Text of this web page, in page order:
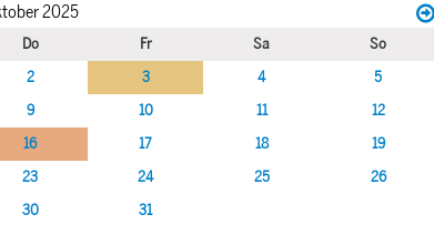
2025
Do Fr Sa
So
2 3 4
5
9 10 11
12
16 17 18
19
23 24 25
26
30 31